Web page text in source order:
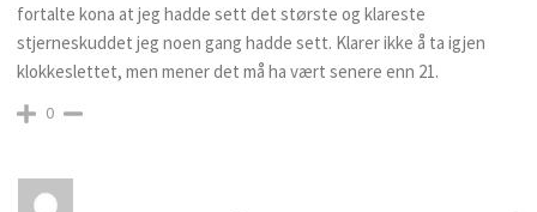
fortalte kona at jeg hadde sett det største og klareste
stjerneskuddet jeg noen gang hadde sett. Klarer ikke å ta igjen
klokkeslettet, men mener det må ha vært senere enn 21.
0